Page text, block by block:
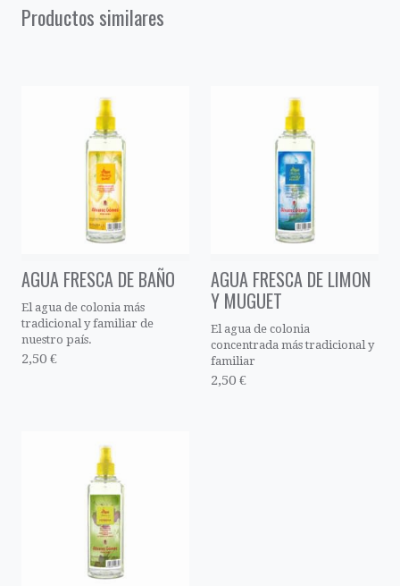
Productos similares
AGUA FRESCA DE BAÑO
El agua de colonia más
tradicional y familiar de
nuestro país.
2,50 €
AGUA FRESCA DE LIMON
Y MUGUET
El agua de colonia
concentrada más tradicional y
familiar
2,50 €